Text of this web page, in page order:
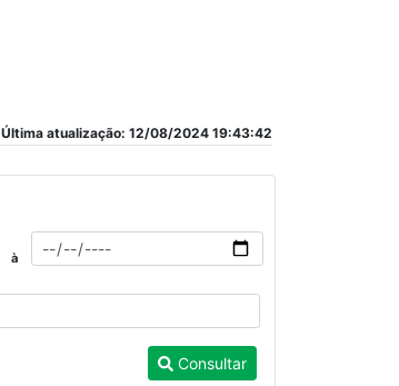
Última atualização: 12/08/2024 19:43:42
à
Consultar